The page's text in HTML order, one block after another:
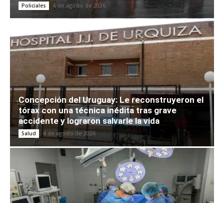
Policiales 6 de agosto de 2026
Concepción del Uruguay: Le reconstruyeron el
tórax con una técnica inédita tras grave
accidente y lograron salvarle la vida
Salud 4 de agosto de 2026